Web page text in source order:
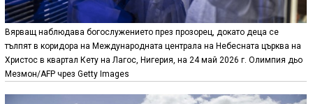
Вярващ наблюдава богослужението през прозорец, докато деца се
тълпят в коридора на Международната централа на Небесната църква на
Христос в квартал Кету на Лагос, Нигерия, на 24 май 2026 г. Олимпия дьо
Мезмон/AFP чрез Getty Images